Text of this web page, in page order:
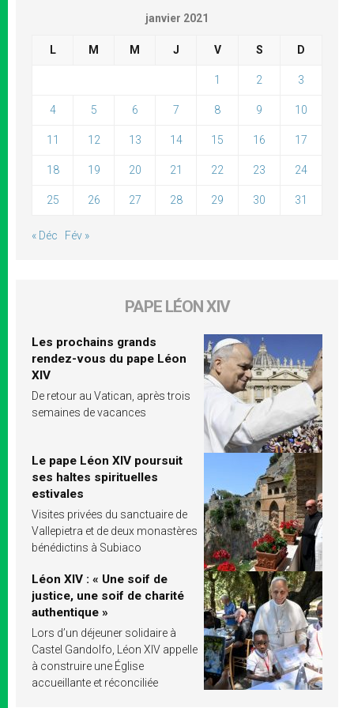
janvier 2021
L M M J V S D
1 2 3
4 5 6 7 8 9 10
11 12 13 14 15 16 17
18 19 20 21 22 23 24
25 26 27 28 29 30 31
« Déc Fév »
PAPE LÉON XIV
Les prochains grands
rendez-vous du pape Léon
XIV
De retour au Vatican, après trois
semaines de vacances
Le pape Léon XIV poursuit
ses haltes spirituelles
estivales
Visites privées du sanctuaire de
Vallepietra et de deux monastères
bénédictins à Subiaco
Léon XIV : « Une soif de
justice, une soif de charité
authentique »
Lors d’un déjeuner solidaire à
Castel Gandolfo, Léon XIV appelle
à construire une Église
accueillante et réconciliée